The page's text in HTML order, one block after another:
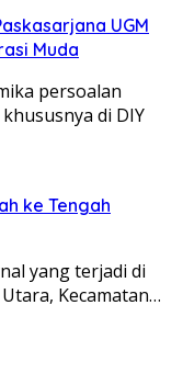
UGM
Muda
persoalan
di DIY
ke Tengah
yang terjadi di
Kecamatan…